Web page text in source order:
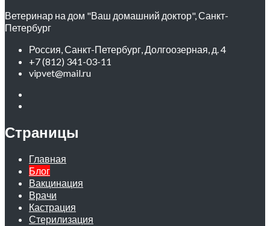
Ветеринар на дом "Ваш домашний доктор", Санкт-
Петербург
Россия, Санкт-Петербург, Долгоозерная, д. 4
+7 (812) 341-03-11
vipvet@mail.ru
Страницы
Главная
Блог
Вакцинация
Врачи
Кастрация
Стерилизация